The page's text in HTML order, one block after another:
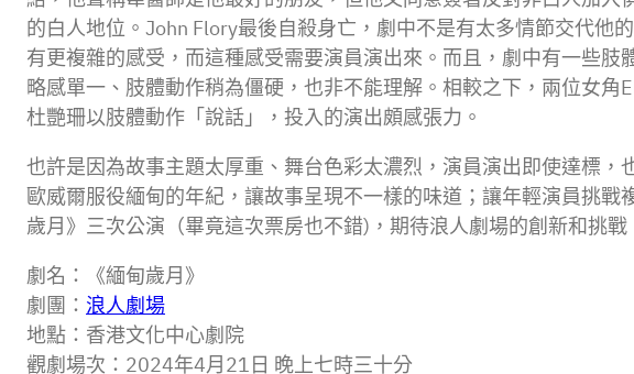
的白人地位。John Flory最後自殺身亡，劇中不是有太多情節交代他
有更複雜的感受，而這種感受需要演員演出來。而且，劇中有一些
略感單一、肢體動作稍為僵硬，也非不能理解。相較之下，兩位女
杜艷珊以肢體動作「說話」，投入的演出頗感張力。
也許是因為故事主題太厚重、舞台色彩太濃烈，演員演出即使達標
歐威爾服役緬甸的年紀，讓故事呈現不一樣的味道；讓年輕演員挑
歲月》三次公演（畢竟這次票房也不錯)，期待浪人劇場的創新和挑戰
劇名：《緬甸歲月》
劇團： 浪人劇場
地點：香港文化中心劇院
觀劇場次：2024年4月21日 晚上七時三十分